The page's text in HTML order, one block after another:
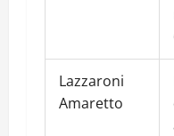
Lazzaroni
Amaretto